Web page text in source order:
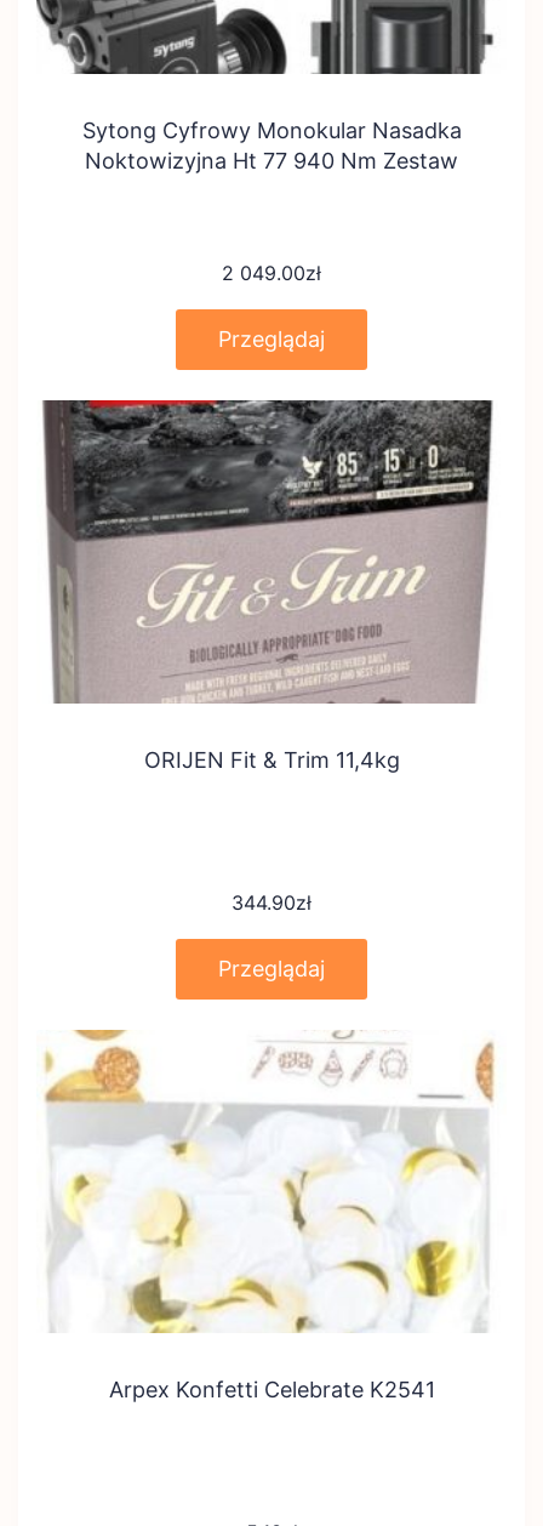
Sytong Cyfrowy Monokular Nasadka
Noktowizyjna Ht 77 940 Nm Zestaw
2 049.00zł
Przeglądaj
ORIJEN Fit & Trim 11,4kg
344.90zł
Przeglądaj
Arpex Konfetti Celebrate K2541